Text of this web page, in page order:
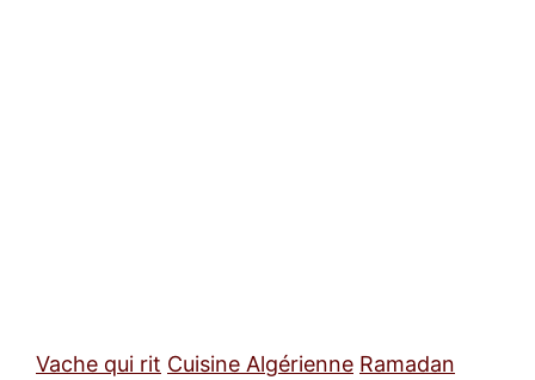
Vache qui rit Cuisine Algérienne Ramadan